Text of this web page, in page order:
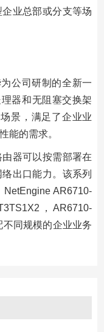
业总部或分支等场
公司研制的全新一
器和无阻塞交换架
景，满足了企业业
能的需求。
器可以按需部署在
出口能力。该系列
AR6710-
，AR6710-
同规模的企业业务